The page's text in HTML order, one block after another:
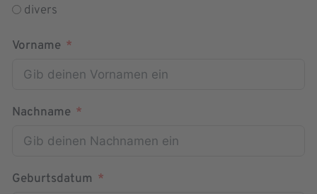
divers
Vorname
Nachname
Geburtsdatum